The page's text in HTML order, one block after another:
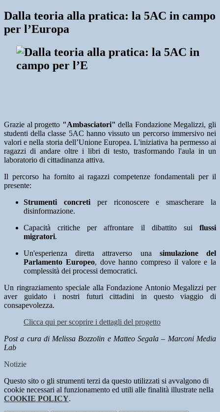
Dalla teoria alla pratica: la 5AC in campo
per l’Europa
Grazie al progetto "Ambasciatori" della Fondazione Megalizzi, gli
studenti della classe 5AC hanno vissuto un percorso immersivo nei
valori e nella storia dell’Unione Europea. L'iniziativa ha permesso ai
ragazzi di andare oltre i libri di testo, trasformando l'aula in un
laboratorio di cittadinanza attiva.
Il percorso ha fornito ai ragazzi competenze fondamentali per il
presente:
Strumenti concretiper riconoscere e smascherare la
disinformazione.
Capacità critiche per affrontare il dibattito sui flussi
migratori.
Un'esperienza diretta attraverso una simulazione del
Parlamento Europeo, dove hanno compreso il valore e la
complessità dei processi democratici.
Un ringraziamento speciale alla Fondazione Antonio Megalizzi per
aver guidato i nostri futuri cittadini in questo viaggio di
consapevolezza.
Clicca qui per scoprire i dettagli del progetto
Post a cura di Melissa Bozzolin e Matteo Segala – Marconi Media
Lab
Notizie
Questo sito o gli strumenti terzi da questo utilizzati si avvalgono di
cookie necessari al funzionamento ed utili alle finalità illustrate nella
COOKIE POLICY.